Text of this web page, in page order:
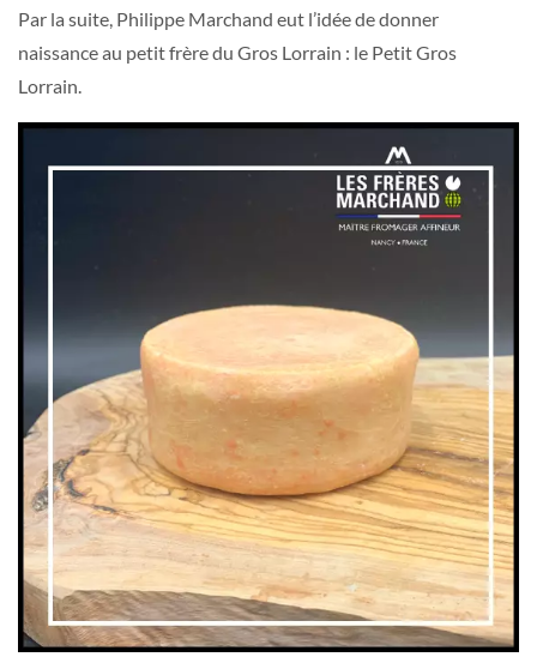
Par la suite, Philippe Marchand eut l’idée de donner
naissance au petit frère du Gros Lorrain : le Petit Gros
Lorrain.